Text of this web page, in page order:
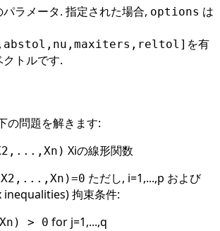
ラメータ. 指定された場合, options は
を有
トルです.
の問題を解きます:
Xiの線形関数
ただし, i=1,...,p および
拘束条件:
> 0 for j=1,...,q